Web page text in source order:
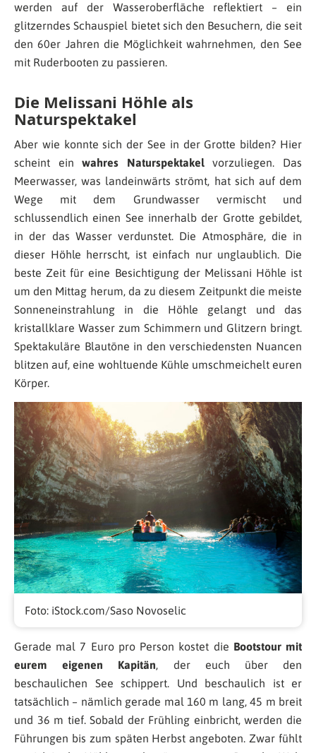
werden auf der Wasseroberfläche reflektiert – ein
glitzerndes Schauspiel bietet sich den Besuchern, die seit
den 60er Jahren die Möglichkeit wahrnehmen, den See
mit Ruderbooten zu passieren.
Die Melissani Höhle als
Naturspektakel
Aber wie konnte sich der See in der Grotte bilden? Hier
scheint einwahres Naturspektakelvorzuliegen. Das
Meerwasser, was landeinwärts strömt, hat sich auf dem
Wege mit dem Grundwasser vermischt und
schlussendlich einen See innerhalb der Grotte gebildet,
in der das Wasser verdunstet. Die Atmosphäre, die in
dieser Höhle herrscht, ist einfach nur unglaublich. Die
beste Zeit für eine Besichtigung der Melissani Höhle ist
um den Mittag herum, da zu diesem Zeitpunkt die meiste
Sonneneinstrahlung in die Höhle gelangt und das
kristallklare Wasser zum Schimmern und Glitzern bringt.
Spektakuläre Blautöne in den verschiedensten Nuancen
blitzen auf, eine wohltuende Kühle umschmeichelt euren
Körper.
Foto: iStock.com/Saso Novoselic
Gerade mal 7 Euro pro Person kostet die Bootstour mit
eurem eigenen Kapitän, der euch über den
beschaulichen See schippert. Und beschaulich ist er
tatsächlich – nämlich gerade mal 160 m lang, 45 m breit
und 36 m tief. Sobald der Frühling einbricht, werden die
Führungen bis zum späten Herbst angeboten. Zwar fühlt